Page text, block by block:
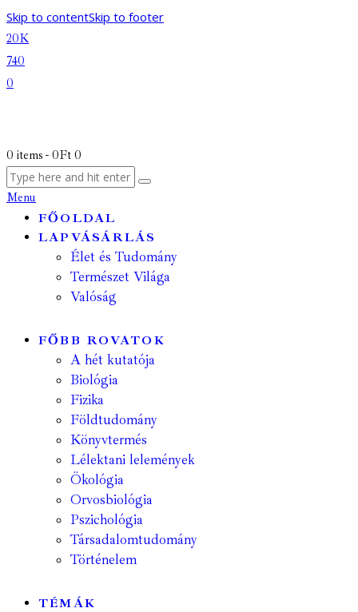
Skip to contentSkip to footer
20K
740
0
0 items - 0Ft 0
Menu
FŐOLDAL
LAPVÁSÁRLÁS
Élet és Tudomány
Természet Világa
Valóság
FŐBB ROVATOK
A hét kutatója
Biológia
Fizika
Földtudomány
Könyvtermés
Lélektani lelemények
Ökológia
Orvosbiológia
Pszichológia
Társadalomtudomány
Történelem
TÉMÁK